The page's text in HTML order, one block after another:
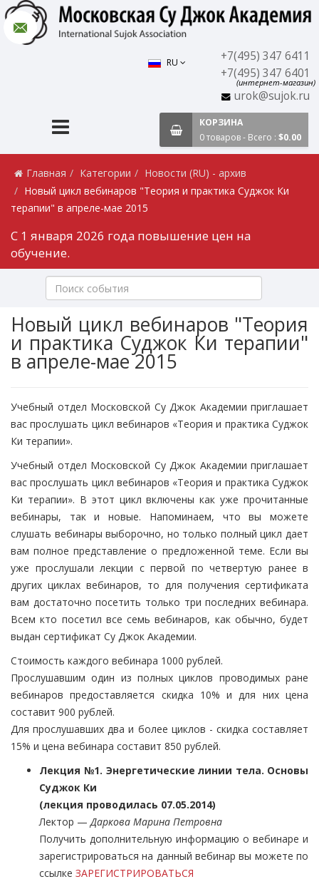
+7(495) 347 6411
+7(495) 347 6401
(интернет-магазин)
urok@sujok.ru
RU
КОРЗИНА
0 товаров - Всего : $0.00
Главная Категории
Новости (RU) - архив
Новый цикл вебинаров "Теория и практика Суджок Ки
терапии" в апреле-мае 2015
С 1 января 2026 года повышение цен на
обучение.
Новый цикл вебинаров "Теория
и практика Суджок Ки терапии"
в апреле-мае 2015
Учебный отдел Московской Су Джок Академии приглашает
вас прослушать цикл вебинаров «Теория и практика Суджок
Ки терапии».
Учебный отдел Московской Су Джок Академии приглашает
вас прослушать цикл вебинаров «Теория и практика Суджок
Ки терапии». В этот цикл включены как уже прочитанные
вебинары, так и новые. Напоминаем, что вы можете
слушать вебинары выборочно, но только полный цикл дает
вам полное представление о предложенной теме. Если вы
уже прослушали лекции с первой по четвертую ранее в
других циклах вебинаров, то для получения сертификата
вам достаточно посетить только три последних вебинара.
Всем кто посетил все семь вебинаров, как обычно, будет
выдан сертификат Су Джок Академии.
Стоимость каждого вебинара 1000 рублей.
Прослушавшим один из полных циклов проводимых ране
вебинаров предоставляется скидка 10% и для них цена
составит 900 рублей.
Для прослушавших два и более циклов - скидка составляет
15% и цена вебинара составит 850 рублей.
Лекция №1. Энергетические линии тела. Основы
Суджок Ки
(лекция проводилась 07.05.2014)
Лектор —Даркова Марина Петровна
Получить дополнительную информацию о вебинаре и
зарегистрироваться на данный вебинар вы можете по
ссылке ЗАРЕГИСТРИРОВАТЬСЯ